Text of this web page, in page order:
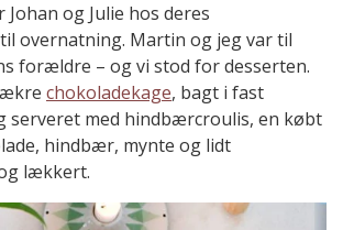
og Julie hos deres
overnatning. Martin og jeg var til
forældre – og vi stod for desserten.
chokoladekage, bagt i fast
serveret med hindbærcroulis, en købt
hindbær, mynte og lidt
lækkert.